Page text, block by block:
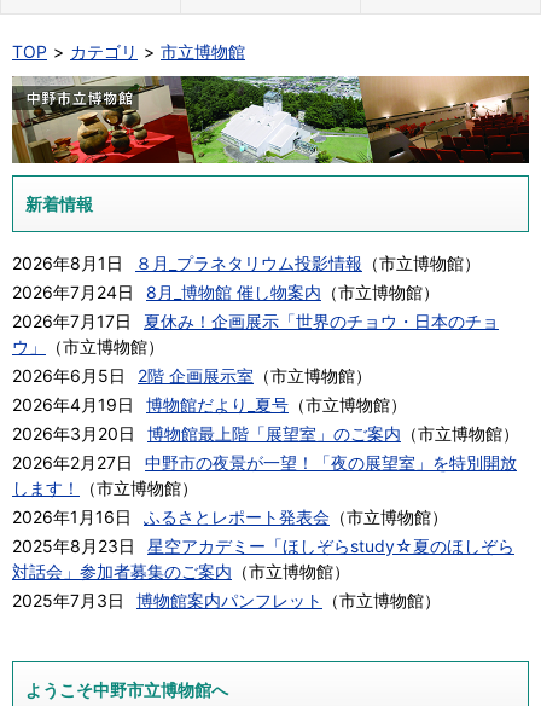
TOP カテゴリ 市立博物館
新着情報
2026年8月1日 ８月_プラネタリウム投影情報 （市立博物館）
2026年7月24日
8月_博物館 催し物案内 （市立博物館）
2026年7月17日
夏休み！企画展示「世界のチョウ・日本のチョ
ウ」
（市立博物館）
2026年6月5日
2階 企画展示室 （市立博物館）
2026年4月19日
博物館だより_夏号 （市立博物館）
2026年3月20日
博物館最上階「展望室」のご案内 （市立博物館）
2026年2月27日
中野市の夜景が一望！「夜の展望室」を特別開放
します！
（市立博物館）
2026年1月16日
ふるさとレポート発表会 （市立博物館）
2025年8月23日
星空アカデミー「ほしぞらstudy☆夏のほしぞら
対話会」参加者募集のご案内 （市立博物館）
2025年7月3日
博物館案内パンフレット （市立博物館）
ようこそ中野市立博物館へ